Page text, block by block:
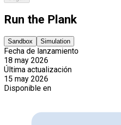
Run the Plank
Sandbox Simulation
Fecha de lanzamiento
18 may 2026
Última actualización
15 may 2026
Disponible en